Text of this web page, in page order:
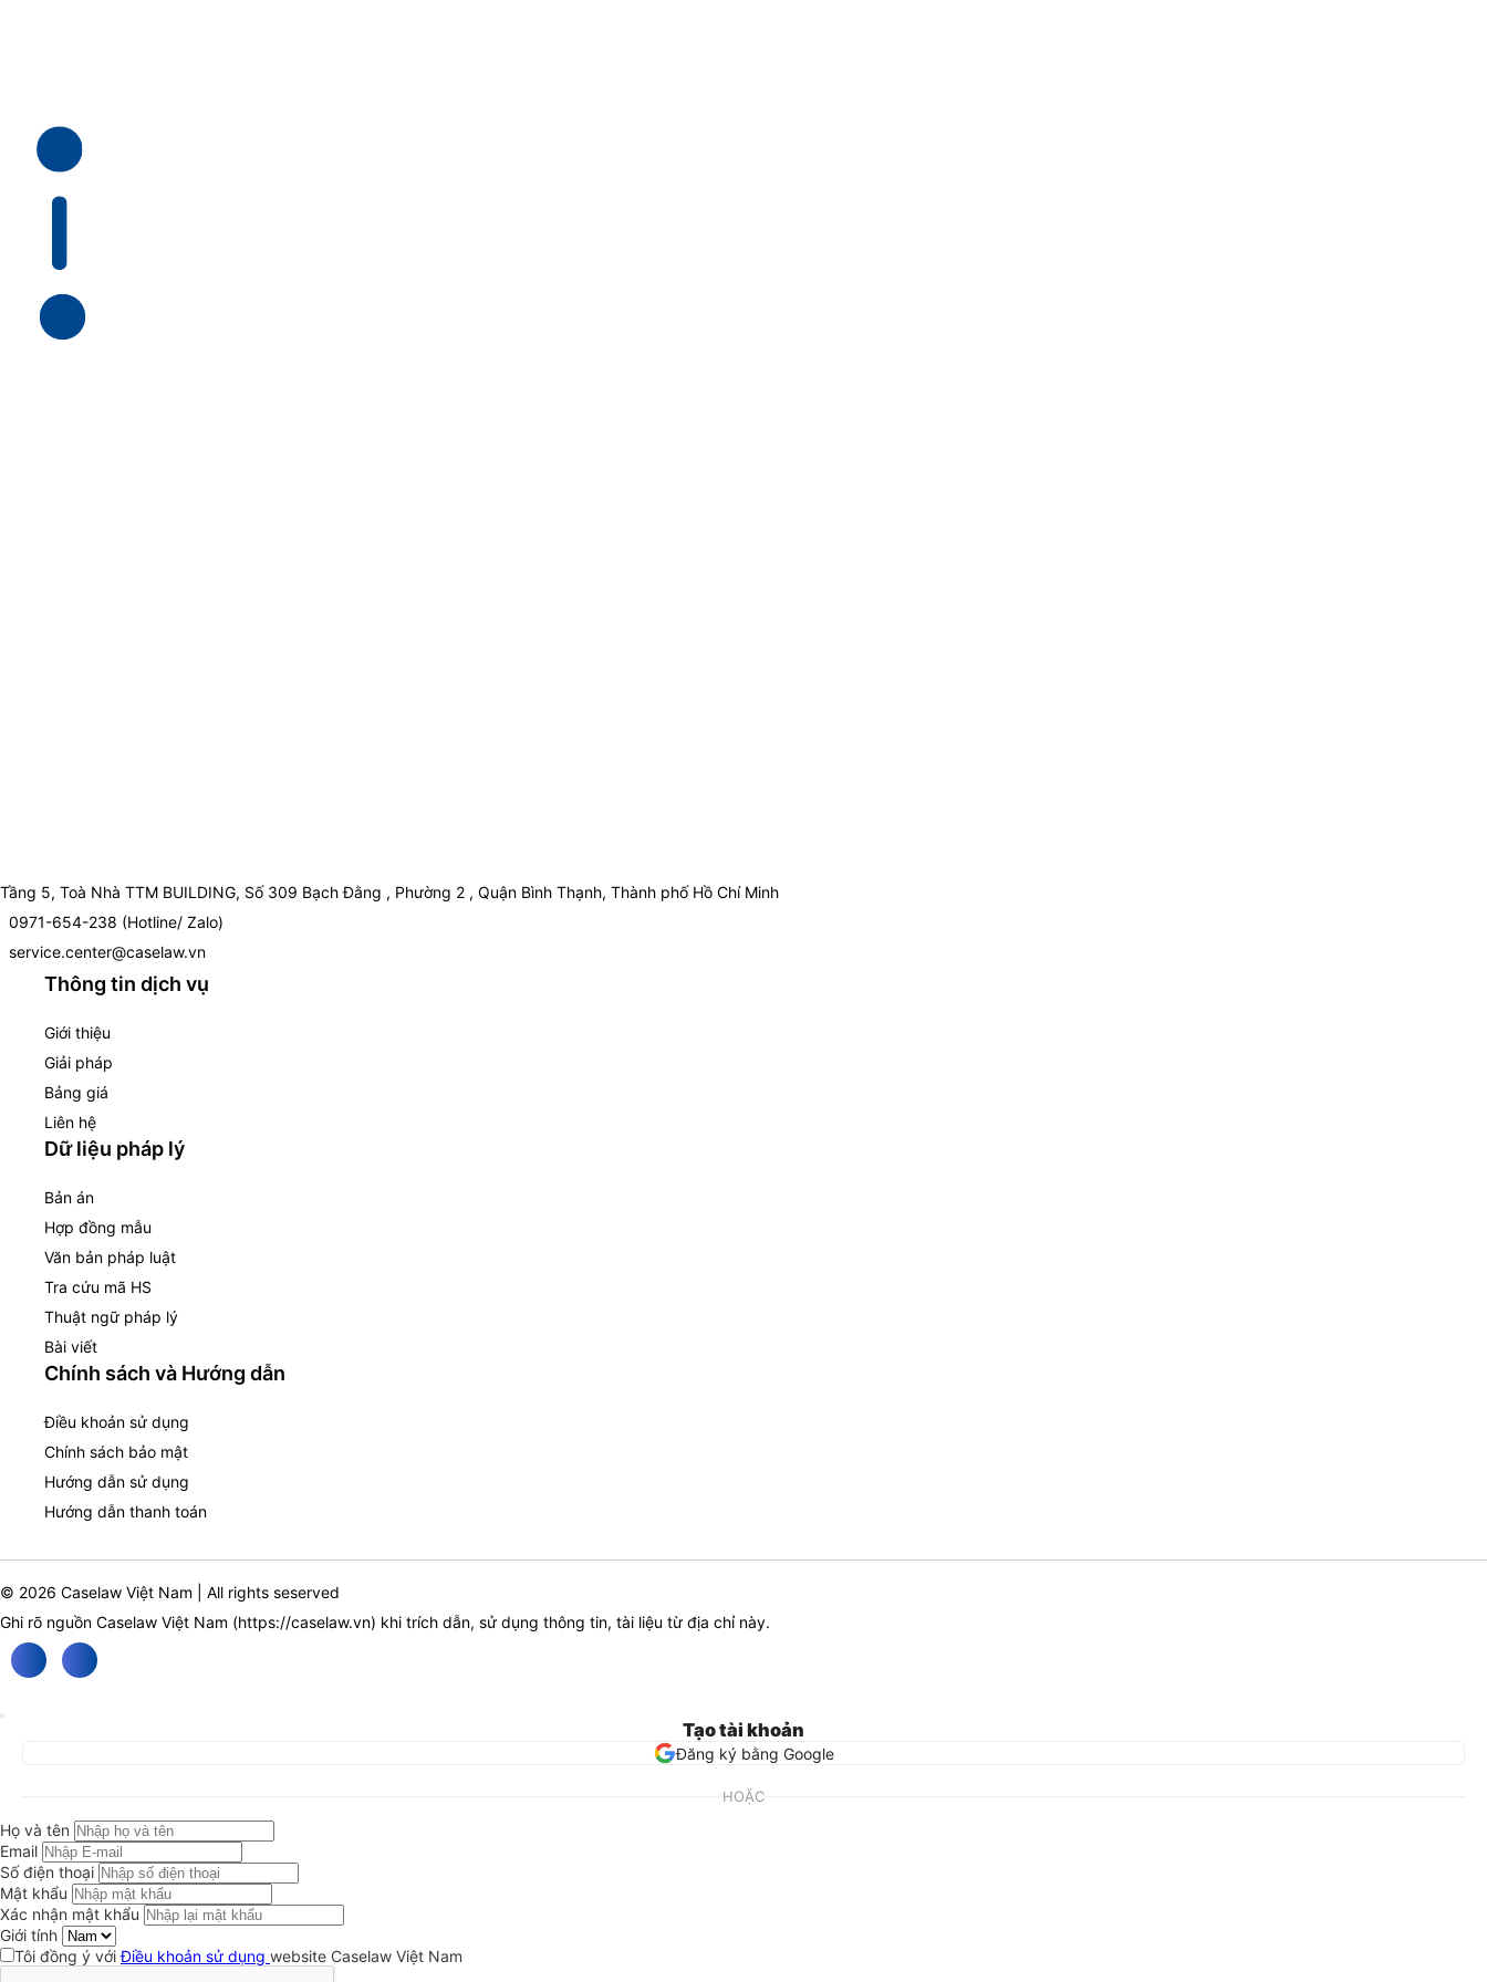
Tầng 5, Toà Nhà TTM BUILDING, Số 309 Bạch Đằng , Phường 2 , Quận Bình Thạnh, Thành phố Hồ Chí Minh
0971-654-238 (Hotline/ Zalo)
service.center@caselaw.vn
Thông tin dịch vụ
Giới thiệu
Giải pháp
Bảng giá
Liên hệ
Dữ liệu pháp lý
Bản án
Hợp đồng mẫu
Văn bản pháp luật
Tra cứu mã HS
Thuật ngữ pháp lý
Bài viết
Chính sách và Hướng dẫn
Điều khoản sử dụng
Chính sách bảo mật
Hướng dẫn sử dụng
Hướng dẫn thanh toán
© 2026 Caselaw Việt Nam | All rights seserved
Ghi rõ nguồn Caselaw Việt Nam (https://caselaw.vn) khi trích dẫn, sử dụng thông tin, tài liệu từ địa chỉ này.
Tạo tài khoản
Đăng ký bằng Google
HOẶC
Họ và tên
Email
Số điện thoại
Mật khẩu
Xác nhận mật khẩu
Giới tính
Tôi đồng ý vớiĐiều khoản sử dụng website Caselaw Việt Nam